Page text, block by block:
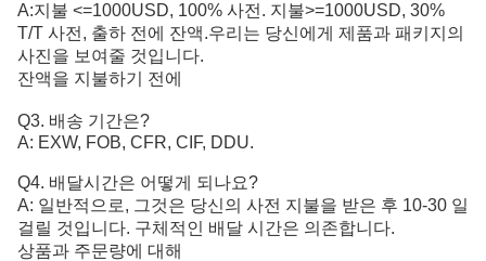
A:지불 <=1000USD, 100% 사전. 지불>=1000USD, 30%
T/T 사전, 출하 전에 잔액.우리는 당신에게 제품과 패키지의
사진을 보여줄 것입니다.
잔액을 지불하기 전에
Q3. 배송 기간은?
A: EXW, FOB, CFR, CIF, DDU.
Q4. 배달시간은 어떻게 되나요?
A: 일반적으로, 그것은 당신의 사전 지불을 받은 후 10-30 일
걸릴 것입니다. 구체적인 배달 시간은 의존합니다.
상품과 주문량에 대해